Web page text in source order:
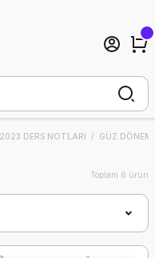
DERS NOTLARI GÜZ DÖNEMİ
Toplam 6 ürün